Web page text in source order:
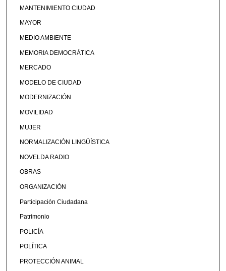
MANTENIMIENTO CIUDAD
MAYOR
MEDIO AMBIENTE
MEMORIA DEMOCRÁTICA
MERCADO
MODELO DE CIUDAD
MODERNIZACIÓN
MOVILIDAD
MUJER
NORMALIZACIÓN LINGÜÍSTICA
NOVELDA RADIO
OBRAS
ORGANIZACIÓN
Participación Ciudadana
Patrimonio
POLICÍA
POLÍTICA
PROTECCIÓN ANIMAL